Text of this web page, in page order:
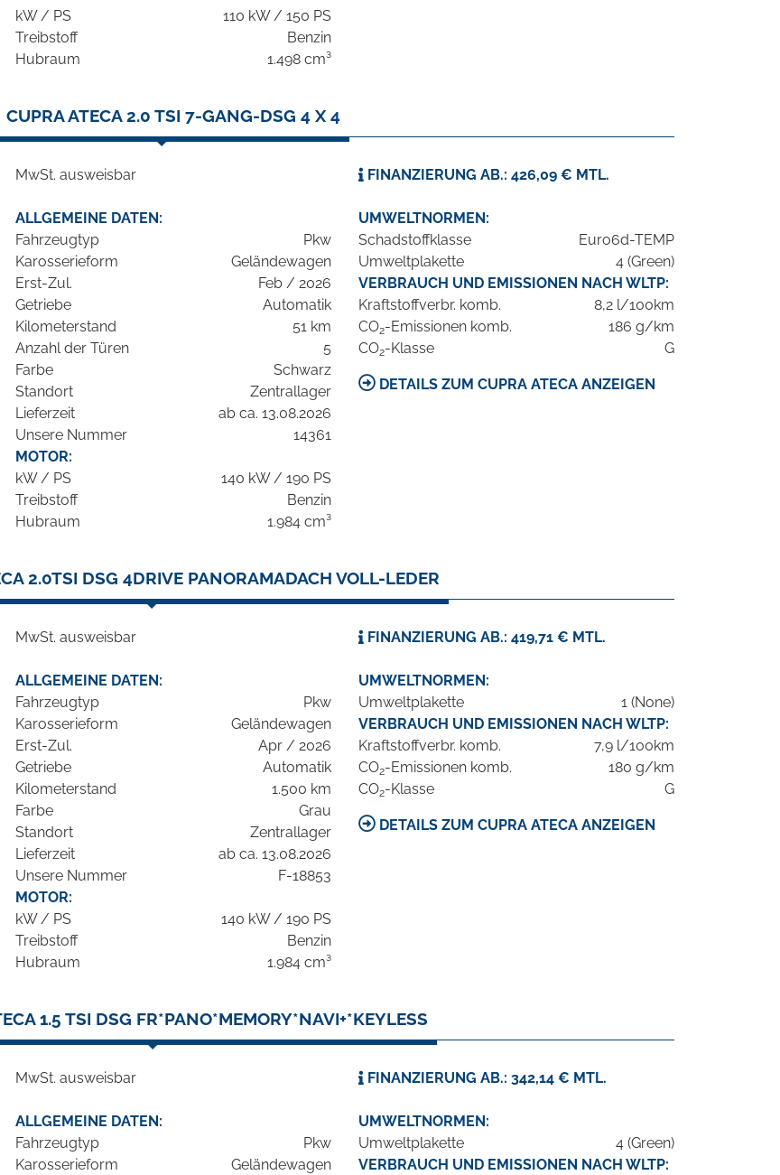
kW / PS
110 kW / 150 PS
Treibstoff
Benzin
Hubraum
1.498 cm³
CUPRA ATECA 2.0 TSI 7-GANG-DSG 4 X 4
MwSt. ausweisbar FINANZIERUNG AB.: 426,09 € MTL.
ALLGEMEINE DATEN:
Fahrzeugtyp
Pkw
Karosserieform
Geländewagen
Erst-Zul.
Feb / 2026
Getriebe
Automatik
Kilometerstand
51 km
Anzahl der Türen
5
Farbe
Schwarz
Standort
Zentrallager
Lieferzeit
ab ca. 13.08.2026
Unsere Nummer
14361
MOTOR:
kW / PS
140 kW / 190 PS
Treibstoff
Benzin
Hubraum
1.984 cm³
UMWELTNORMEN:
Schadstoffklasse
Euro6d-TEMP
Umweltplakette
4 (Green)
VERBRAUCH UND EMISSIONEN NACH WLTP:
Kraftstoffverbr. komb.
8,2 l/100km
CO2-Emissionen komb.
186 g/km
CO2-Klasse G
DETAILS ZUM CUPRA ATECA ANZEIGEN
2.0TSI DSG 4DRIVE PANORAMADACH VOLL-LEDER
MwSt. ausweisbar FINANZIERUNG AB.: 419,71 € MTL.
ALLGEMEINE DATEN:
Fahrzeugtyp
Pkw
Karosserieform
Geländewagen
Erst-Zul.
Apr / 2026
Getriebe
Automatik
Kilometerstand
1.500 km
Farbe
Grau
Standort
Zentrallager
Lieferzeit
ab ca. 13.08.2026
Unsere Nummer
F-18853
MOTOR:
kW / PS
140 kW / 190 PS
Treibstoff
Benzin
Hubraum
1.984 cm³
UMWELTNORMEN:
Umweltplakette
1 (None)
VERBRAUCH UND EMISSIONEN NACH WLTP:
Kraftstoffverbr. komb.
7,9 l/100km
CO2-Emissionen komb.
180 g/km
CO2-Klasse G
DETAILS ZUM CUPRA ATECA ANZEIGEN
1.5 TSI DSG FR*PANO*MEMORY*NAVI+*KEYLESS
MwSt. ausweisbar FINANZIERUNG AB.: 342,14 € MTL.
ALLGEMEINE DATEN:
Fahrzeugtyp
Pkw
Karosserieform
Geländewagen
UMWELTNORMEN:
Umweltplakette
4 (Green)
VERBRAUCH UND EMISSIONEN NACH WLTP: